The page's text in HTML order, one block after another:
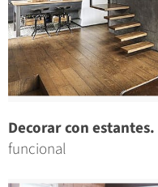
Decorar con estantes.
funcional